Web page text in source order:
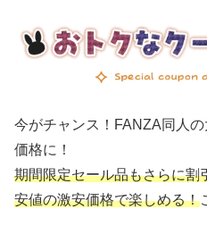
今がチャンス！FANZA同人
価格に！
期間限定セール品もさらに割
安値の激安価格で楽しめる！